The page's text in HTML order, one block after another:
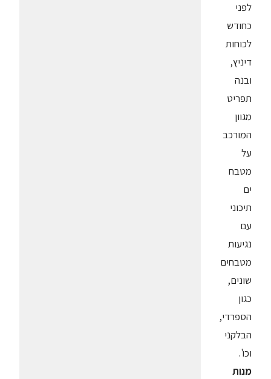
לפני
כחודש
לכוחות
דיניץ,
ובנה
תפריט
מגוון
המורכב
על
מטבח
ים
תיכוני
עם
נגיעות
מטבחים
שונים,
כגון
הספרדי,
הבלקני
וכו'.
מנות